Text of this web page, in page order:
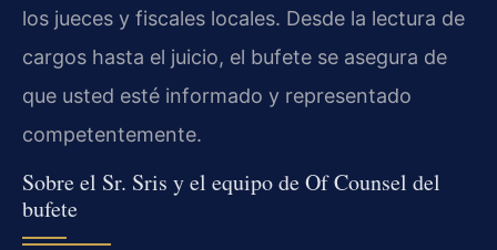
los jueces y fiscales locales. Desde la lectura de
cargos hasta el juicio, el bufete se asegura de
que usted esté informado y representado
competentemente.
Sobre el Sr. Sris y el equipo de Of Counsel del
bufete